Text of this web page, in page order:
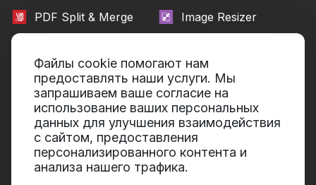
Файлы cookie помогают нам
предоставлять наши услуги. Мы
запрашиваем ваше согласие на
использование ваших персональных
данных для улучшения взаимодействия
с сайтом, предоставления
персонализированного контента и
анализа нашего трафика.
PDF Split & Merge
Image Resizer
Кто мы
Об Icecream Apps
Пресс-центр
Наши авторы
Партнерство
Помощь
Образовательный портал
Техническая поддержка
Условия пользования
Политика возврата